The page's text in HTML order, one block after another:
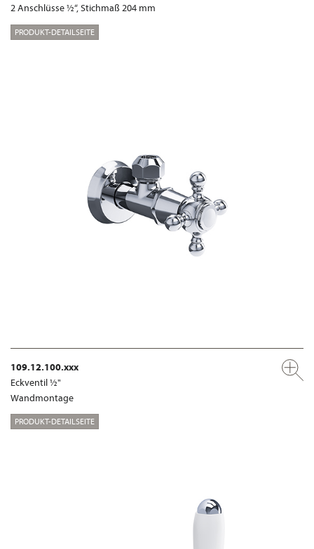
2 Anschlüsse ½“, Stichmaß 204 mm
PRODUKT-DETAILSEITE
109.12.100.xxx
Eckventil ½"
Wandmontage
PRODUKT-DETAILSEITE